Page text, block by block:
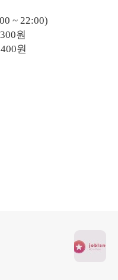
~ 22:00)
원
원